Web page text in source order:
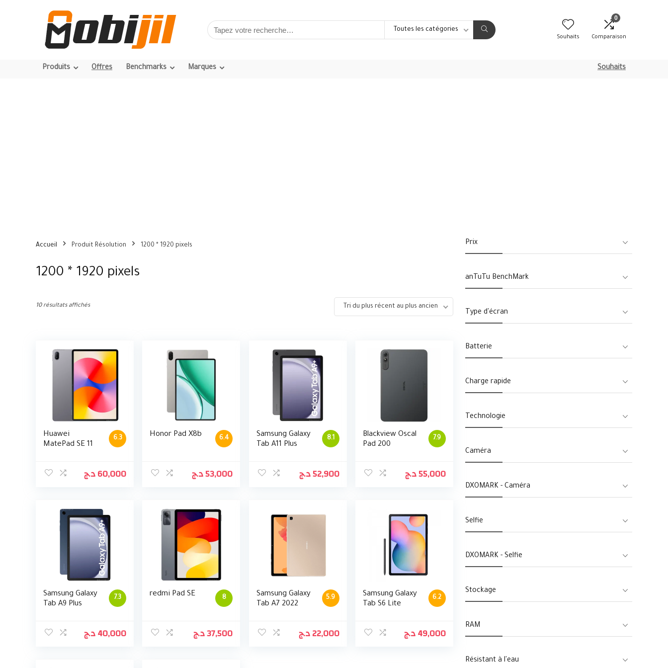
Toutes les catégories
Souhaits
0
Comparaison
Produits Offres Benchmarks Marques Souhaits
Accueil Produit Résolution 1200 * 1920 pixels
1200 * 1920 pixels
10 résultats affichés Tri du plus récent au plus ancien
6.3
Huawei
MatePad SE 11
60,000د.ج
6.4
Honor Pad X8b
53,000د.ج
8.1
Samsung Galaxy
Tab A11 Plus
52,900د.ج
7.9
Blackview Oscal
Pad 200
55,000د.ج
7.3
Samsung Galaxy
Tab A9 Plus
40,000د.ج
8
redmi Pad SE
37,500د.ج
5.9
Samsung Galaxy
Tab A7 2022
22,000د.ج
6.2
Samsung Galaxy
Tab S6 Lite
49,000د.ج
Prix
anTuTu BenchMark
Type d'écran
Batterie
Charge rapide
Technologie
Caméra
DXOMARK - Caméra
Selfie
DXOMARK - Selfie
Stockage
RAM
Résistant à l'eau